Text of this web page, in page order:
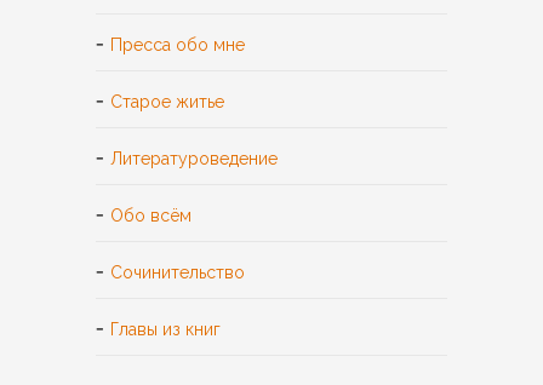
Пресса обо мне
Старое житье
Литературоведение
Обо всём
Сочинительство
Главы из книг